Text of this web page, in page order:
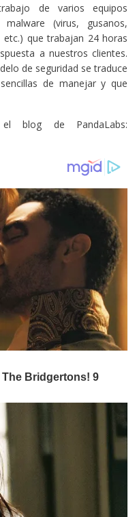
de varios equipos
(virus, gusanos,
que trabajan 24 horas
a nuestros clientes.
de seguridad se traduce
de manejar y que
blog de PandaLabs: